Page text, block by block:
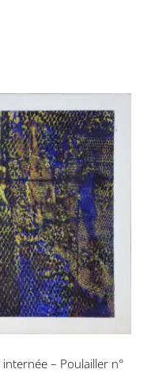
– Mémoire
n° 2
internée – Poulailler n°